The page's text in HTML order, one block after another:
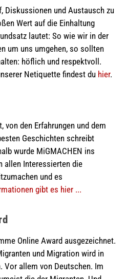
Diskussionen und Austausch zu
Wert auf die Einhaltung
lautet: So wie wir in der
um uns umgehen, so sollten
höflich und respektvoll.
Netiquette findest du hier.
den Erfahrungen und dem
Geschichten schreibt
wurde MiGMACHEN ins
allen Interessierten die
und es
gibt es hier ...
Online Award ausgezeichnet.
und Migration wird in
Vor allem von Deutschen. Im